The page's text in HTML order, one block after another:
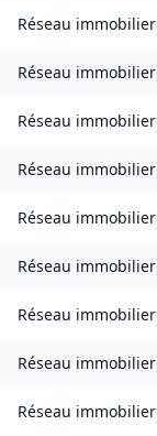
Réseau immobilier
Réseau immobilier
Réseau immobilier
Réseau immobilier
Réseau immobilier
Réseau immobilier
Réseau immobilier
Réseau immobilier
Réseau immobilier